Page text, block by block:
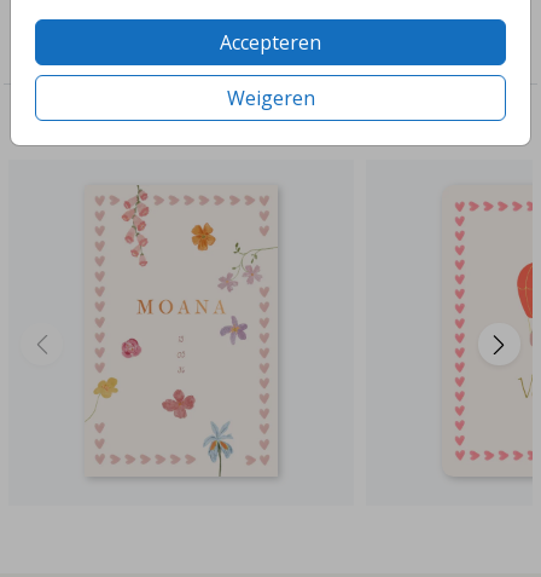
Accepteren
Weigeren
Collectie
Deze ontwerpen vind je misschien ook leuk